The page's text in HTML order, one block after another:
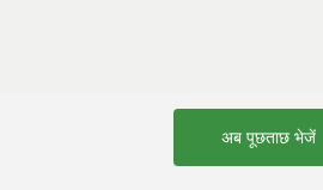
अब पूछताछ भेजें